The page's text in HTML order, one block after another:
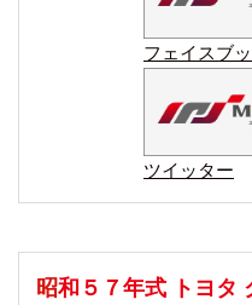
フェイスブ
ツイッター
昭和５７年式 トヨタ クラウン（通称 鬼ク